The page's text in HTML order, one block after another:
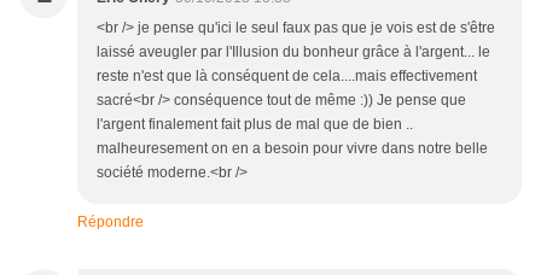
<br /> je pense qu'ici le seul faux pas que je vois est de s'être
laissé aveugler par l'Illusion du bonheur grâce à l'argent... le
reste n'est que là conséquent de cela....mais effectivement
sacré<br /> conséquence tout de même :)) Je pense que
l'argent finalement fait plus de mal que de bien ..
malheuresement on en a besoin pour vivre dans notre belle
société moderne.<br />
Répondre